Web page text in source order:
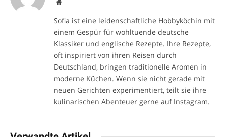
Sofia ist eine leidenschaftliche Hobbyköchin mit
einem Gespür für wohltuende deutsche
Klassiker und englische Rezepte. Ihre Rezepte,
oft inspiriert von ihren Reisen durch
Deutschland, bringen traditionelle Aromen in
moderne Küchen. Wenn sie nicht gerade mit
neuen Gerichten experimentiert, teilt sie ihre
kulinarischen Abenteuer gerne auf Instagram.